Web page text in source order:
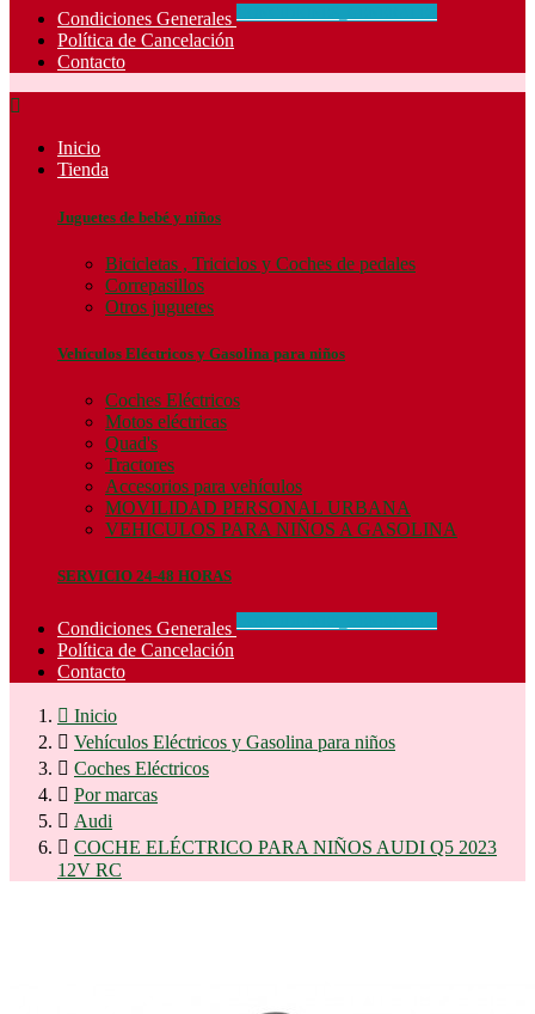
Condiciones Generales
Política de Cancelación
Contacto

Inicio
Tienda
Juguetes de bebé y niños
Bicicletas , Triciclos y Coches de pedales
Correpasillos
Otros juguetes
Vehículos Eléctricos y Gasolina para niños
Coches Eléctricos
Motos eléctricas
Quad's
Tractores
Accesorios para vehículos
MOVILIDAD PERSONAL URBANA
VEHICULOS PARA NIÑOS A GASOLINA
SERVICIO 24-48 HORAS
Condiciones Generales
Política de Cancelación
Contacto
 Inicio
 Vehículos Eléctricos y Gasolina para niños
 Coches Eléctricos
 Por marcas
 Audi
 COCHE ELÉCTRICO PARA NIÑOS AUDI Q5 2023
12V RC